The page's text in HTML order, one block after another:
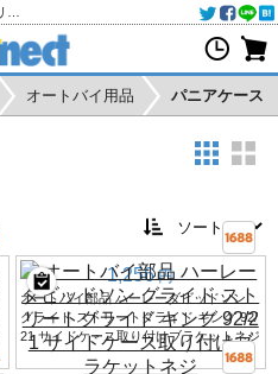
オートバイ用品 パニアケース
1,256 円
オートバイ部品 ハーレーダビッドソン
グライド ストリートグライド キング 92/
21 サイドケース取り付けブラケットネジ